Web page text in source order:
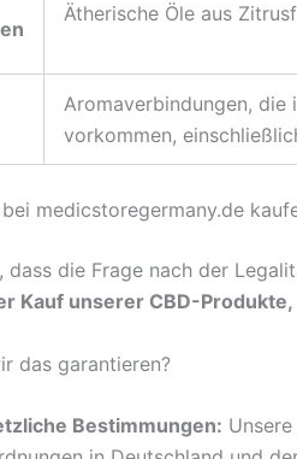
Ätherische Öle aus
Aromaverbindungen, die
vorkommen,
medicstoregermany.de
dass die Frage nach der
Kauf unserer CBD-
das garantieren?
Bestimmungen: